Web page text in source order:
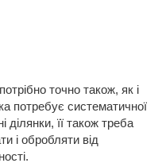
точно також, як і
потребує систематичної
ділянки, її також треба
і обробляти від